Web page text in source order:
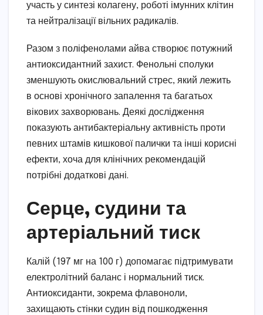
участь у синтезі колагену, роботі імунних клітин
та нейтралізації вільних радикалів.
Разом з поліфенолами айва створює потужний
антиоксидантний захист. Фенольні сполуки
зменшують окислювальний стрес, який лежить
в основі хронічного запалення та багатьох
вікових захворювань. Деякі дослідження
показують антибактеріальну активність проти
певних штамів кишкової палички та інші корисні
ефекти, хоча для клінічних рекомендацій
потрібні додаткові дані.
Серце, судини та
артеріальний тиск
Калій (197 мг на 100 г) допомагає підтримувати
електролітний баланс і нормальний тиск.
Антиоксиданти, зокрема флавоноли,
захищають стінки судин від пошкодження